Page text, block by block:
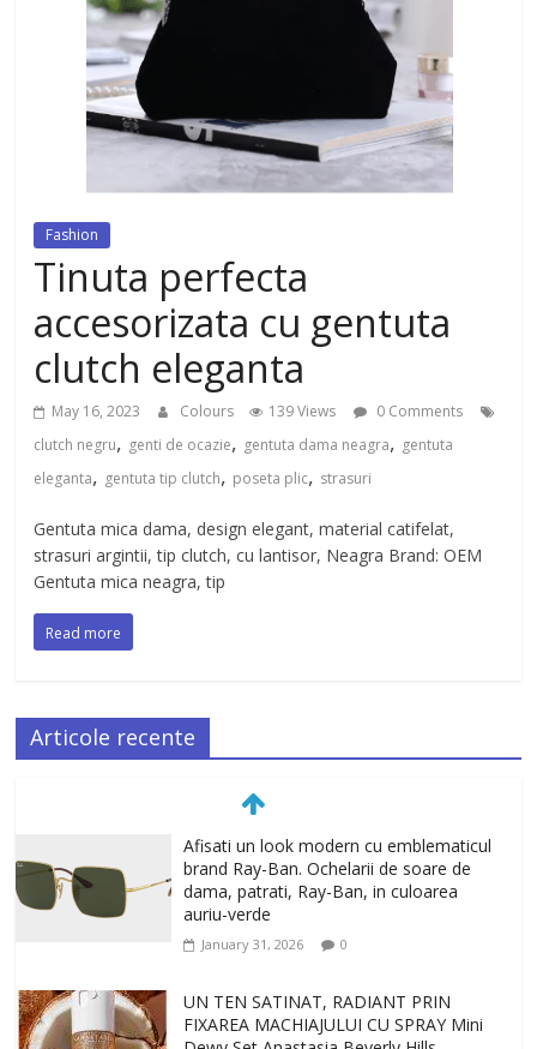
dezvoltat, cu Flexor Fitness-
dispozitiv pentru tonifiere muschi
Fashion
Tinuta perfecta
accesorizata cu gentuta
clutch eleganta
May 16, 2023 Colours 139 Views
0 Comments
clutch negru, genti de ocazie, gentuta dama neagra, gentuta
eleganta, gentuta tip clutch, poseta plic, strasuri
Gentuta mica dama, design elegant, material catifelat,
strasuri argintii, tip clutch, cu lantisor, Neagra Brand: OEM
Gentuta mica neagra, tip
Read more
Articole recente
Afisati un look modern cu emblematicul
brand Ray-Ban. Ochelarii de soare de
dama, patrati, Ray-Ban, in culoarea
auriu-verde
January 31, 2026 0
UN TEN SATINAT, RADIANT PRIN
FIXAREA MACHIAJULUI CU SPRAY Mini